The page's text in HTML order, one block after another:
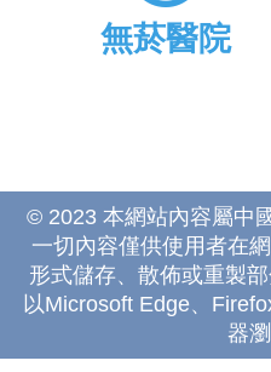
無菸醫院
© 2023 本網站內容屬中
一切內容僅供使用者在
形式儲存、散佈或重製
以Microsoft Edge、
器瀏